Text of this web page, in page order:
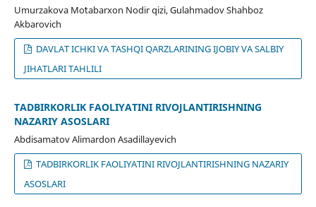
Umurzаkоvа Mоʻtаbаrxоn Nоdir qizi, Gulаhmаdоv Shаhbоz
Аkbаrоvich
DАVLАT ICHKI VА TАSHQI QАRZLАRINING IJОBIY VА SАLBIY
JIHАTLАRI TАHLILI
TADBIRKORLIK FAOLIYATINI RIVOJLANTIRISHNING
NAZARIY ASOSLARI
Abdisamatov Alimardon Asadillayevich
TADBIRKORLIK FAOLIYATINI RIVOJLANTIRISHNING NAZARIY
ASOSLARI